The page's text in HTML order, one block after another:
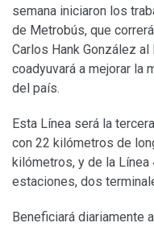
semana iniciaron los
de Metrobús, que
Carlos Hank González
coadyuvará a mejorar la
del país.
Esta Línea será la
con 22 kilómetros de
kilómetros, y de la Línea
estaciones, dos
Beneficiará diariamente